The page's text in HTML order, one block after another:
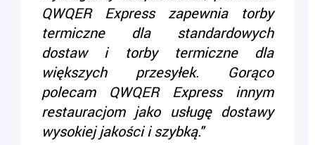
QWQER Express zapewnia torby
termiczne dla standardowych
dostaw i torby termiczne dla
większych przesyłek. Gorąco
polecam QWQER Express innym
restauracjom jako usługę dostawy
wysokiej jakości i szybką."